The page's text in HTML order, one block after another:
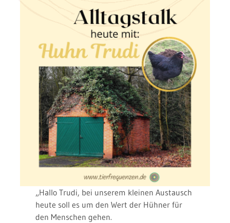
„Hallo Trudi, bei unserem kleinen Austausch
heute soll es um den Wert der Hühner für
den Menschen gehen.